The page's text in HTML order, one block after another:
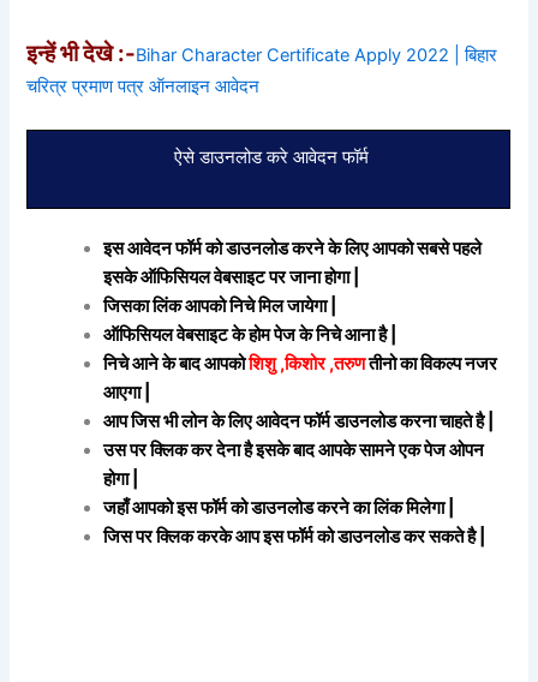
इन्हें भी देखे :-Bihar Character Certificate Apply 2022 | बिहार
चरित्र प्रमाण पत्र ऑनलाइन आवेदन
ऐसे डाउनलोड करे आवेदन फॉर्म
इस आवेदन फॉर्म को डाउनलोड करने के लिए आपको सबसे पहले
इसके ऑफिसियल वेबसाइट पर जाना होगा |
जिसका लिंक आपको निचे मिल जायेगा |
ऑफिसियल वेबसाइट के होम पेज के निचे आना है |
निचे आने के बाद आपकोशिशु ,किशोर ,तरुणतीनो का विकल्प नजर
आएगा |
आप जिस भी लोन के लिए आवेदन फॉर्म डाउनलोड करना चाहते है |
उस पर क्लिक कर देना है इसके बाद आपके सामने एक पेज ओपन
होगा |
जहाँ आपको इस फॉर्म को डाउनलोड करने का लिंक मिलेगा |
जिस पर क्लिक करके आप इस फॉर्म को डाउनलोड कर सकते है |